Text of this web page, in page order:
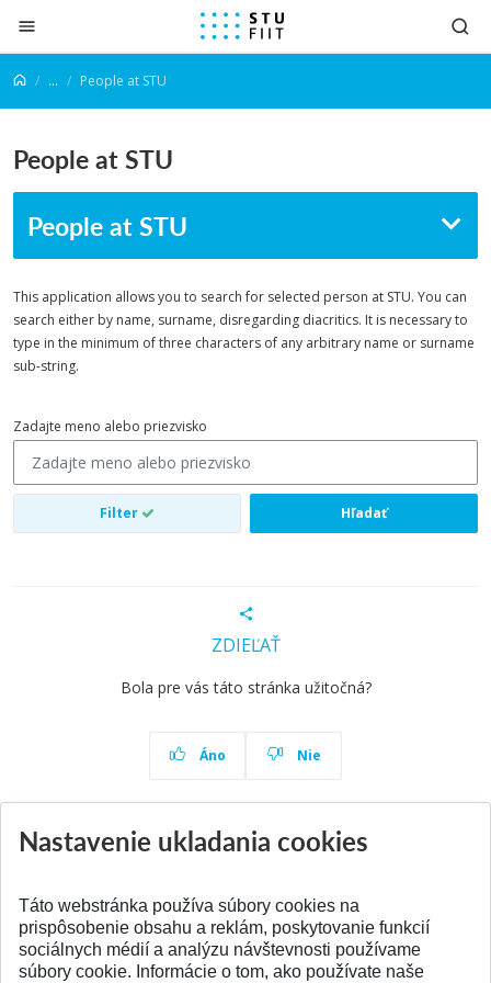
Prejsť na obsah
... People at STU
People at STU
People at STU
This application allows you to search for selected person at STU. You can
search either by name, surname, disregarding diacritics. It is necessary to
type in the minimum of three characters of any arbitrary name or surname
sub-string.
Zadajte meno alebo priezvisko
Filter Hľadať
ZDIEĽAŤ
Bola pre vás táto stránka užitočná?
Áno Nie
Nastavenie ukladania cookies
Táto webstránka používa súbory cookies na
prispôsobenie obsahu a reklám, poskytovanie funkcií
sociálnych médií a analýzu návštevnosti používame
súbory cookie. Informácie o tom, ako používate naše